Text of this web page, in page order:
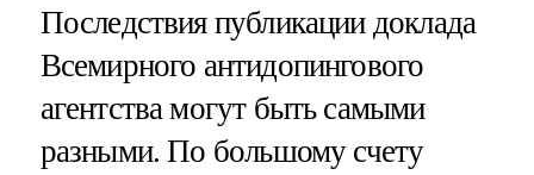
Последствия публикации доклада
Всемирного антидопингового
агентства могут быть самыми
разными. По большому счету